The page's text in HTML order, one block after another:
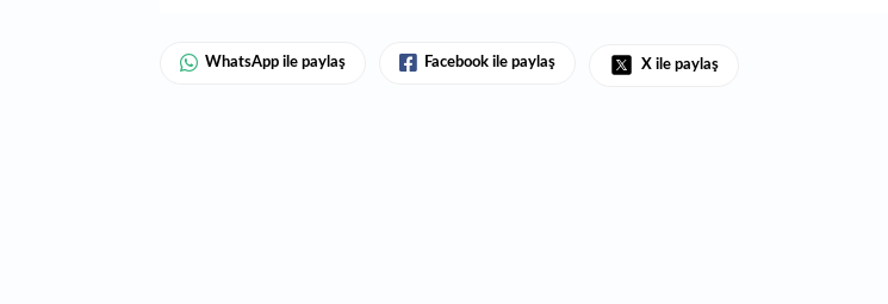
WhatsApp ile paylaş Facebook ile paylaş X ile paylaş